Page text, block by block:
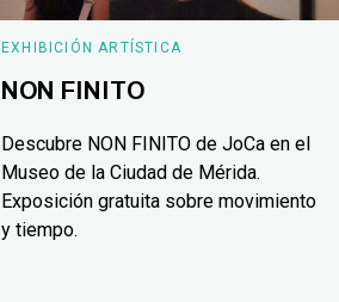
EXHIBICIÓN ARTÍSTICA
NON FINITO
Descubre NON FINITO de JoCa en el
Museo de la Ciudad de Mérida.
Exposición gratuita sobre movimiento
y tiempo.